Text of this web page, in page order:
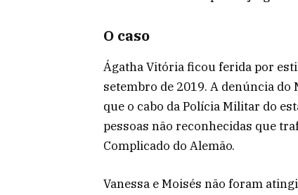
O caso
Ágatha Vitória ficou ferida por
setembro de 2019. A denúncia
que o cabo da Polícia Militar do
pessoas não reconhecidas que
Complicado do Alemão.
Vanessa e Moisés não foram